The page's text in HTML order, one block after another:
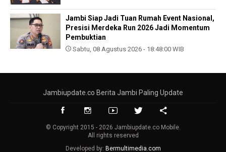
Jambi Siap Jadi Tuan Rumah Event Nasional,
Presisi Merdeka Run 2026 Jadi Momentum
Pembuktian
Sabtu, 08 Agustus 2026 - 18:48:00 WIB
Jambiupdate.co Berita Jambi Paling Update
© Copyright 2015 - 2026 Jambiupdate.co Mobile.
All rights reserved
Developed by: Bermultimedia.com